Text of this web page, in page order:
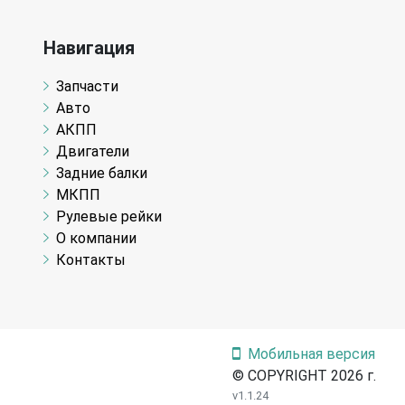
Навигация
Запчасти
Авто
АКПП
Двигатели
Задние балки
МКПП
Рулевые рейки
О компании
Контакты
Мобильная версия
© COPYRIGHT 2026 г.
v1.1.24